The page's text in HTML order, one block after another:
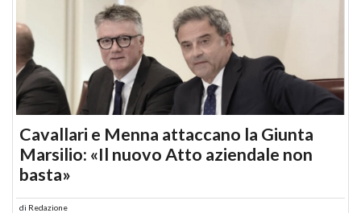
Cavallari e Menna attaccano la Giunta
Marsilio: «Il nuovo Atto aziendale non
basta»
di Redazione